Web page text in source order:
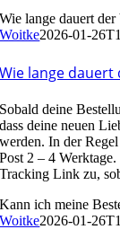
Wie lange dauert
Woitke2026-01-
Wie lange dauert
Sobald deine
dass deine neuen
werden. In der
Post 2 – 4
Tracking Link zu,
Kann ich meine
Woitke2026-01-